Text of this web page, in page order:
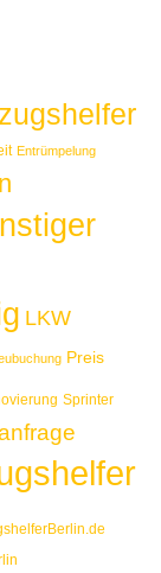
Entrümpelung
LKW
Preis
Sprinter